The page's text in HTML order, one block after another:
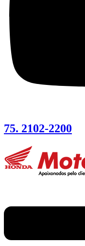
75. 2102-2200